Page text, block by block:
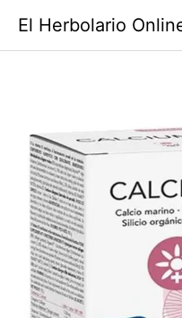
contenido
El Herbolario